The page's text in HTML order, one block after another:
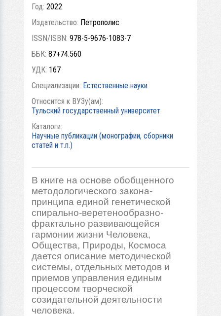
Год: 2022
Издательство: Петрополис
ISSN/ISBN: 978-5-9676-1083-7
ББК: 87+74.560
УДК: 167
Специализации: Естественные науки
Относится к ВУЗу(ам):
Тульский государственный университет
Каталоги:
Научные публикации (монографии, сборники
статей и т.п.)
В книге на основе обобщенного
методологического закона-
принципа единой генетической
спирально-веретенообразно-
фрактально развивающейся
гармонии жизни Человека,
Общества, Природы, Космоса
дается описание методической
системы, отдельных методов и
приемов управления единым
процессом творческой
созидательной деятельности
человека.